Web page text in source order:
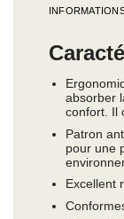
absorber
confort. Il
Patron
pour une
Excellent